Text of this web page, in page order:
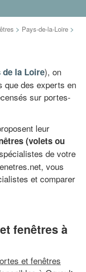
> Pays-de-la-Loire >
de la Loire), on
que des experts en
sur portes-
leur
(volets ou
de votre
vous
et comparer
fenêtres à
et fenêtres